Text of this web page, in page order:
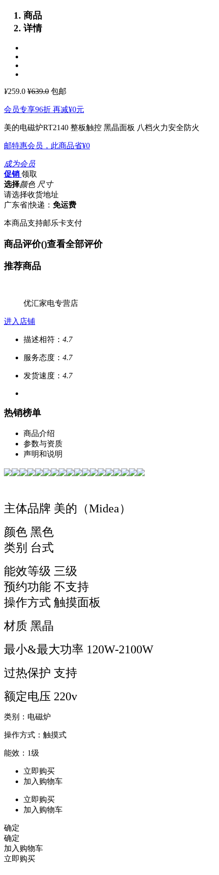
商品
详情
¥259.0 ¥639.0 包邮
会员专享96折 再减¥0元
美的电磁炉RT2140 整板触控 黑晶面板 八档火力安全防火
邮特惠会员，此商品省¥0
成为会员
促销 领取
选择颜色 尺寸
请选择收货地址
广东省|快递： 免运费
本商品支持邮乐卡支付
商品评价()查看全部评价
推荐商品
优汇家电专营店
进入店铺
描述相符： 4.7
服务态度： 4.7
发货速度： 4.7
热销榜单
商品介绍
参数与资质
声明和说明
主体品牌 美的（Midea）
颜色 黑色
类别 台式
能效等级 三级
预约功能 不支持
操作方式 触摸面板
材质 黑晶
最小&最大功率 120W-2100W
过热保护 支持
额定电压 220v
类别：电磁炉
操作方式：触摸式
能效：1级
立即购买
加入购物车
立即购买
加入购物车
确定
确定
加入购物车
立即购买